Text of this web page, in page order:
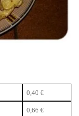
0,40 €
0,66 €